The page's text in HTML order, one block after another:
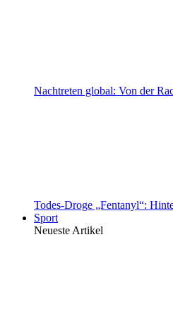
Nachtreten global: Von der
Todes-Droge „Fentanyl“:
Sport
Neueste Artikel